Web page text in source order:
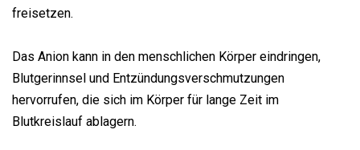
freisetzen.
Das Anion kann in den menschlichen Körper eindringen,
Blutgerinnsel und Entzündungsverschmutzungen
hervorrufen, die sich im Körper für lange Zeit im
Blutkreislauf ablagern.